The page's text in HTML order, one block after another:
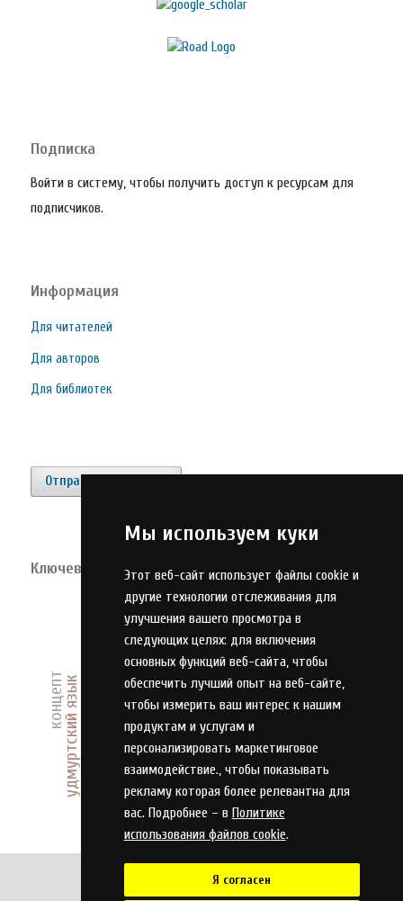
Мы используем куки
Этот веб-сайт использует файлы cookie и
другие технологии отслеживания для
улучшения вашего просмотра в
следующих целях: для включения
основных функций веб-сайта, чтобы
обеспечить лучший опыт на веб-сайте,
чтобы измерить ваш интерес к нашим
продуктам и услугам и
персонализировать маркетинговое
взаимодействие., чтобы показывать
рекламу которая более релевантна для
вас. Подробнее – в Политике
использования файлов cookie.
Я согласен
Подписка
Войти в систему, чтобы получить доступ к ресурсам для
подписчиков.
Информация
Для читателей
Для авторов
Для библиотек
Отправить материал
Ключевые слова
Марина Цветаева
идиостиль
персонал
эпитетный комплекс
эпитетация
культура
русские летописи
доходность
методика оценки
удмуртский язык
концепт
значение
корпус